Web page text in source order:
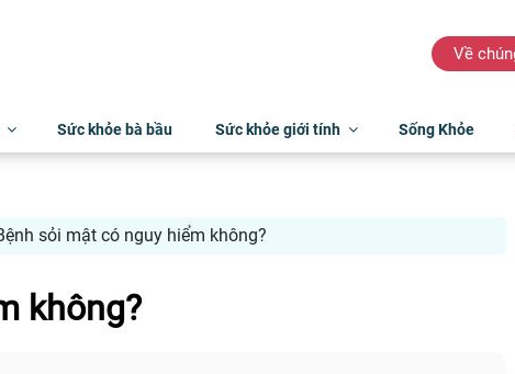
Về
Sức khỏe bà bầu Sức khỏe giới tính Sống Khỏe
sỏi mật có nguy hiểm không?
không?